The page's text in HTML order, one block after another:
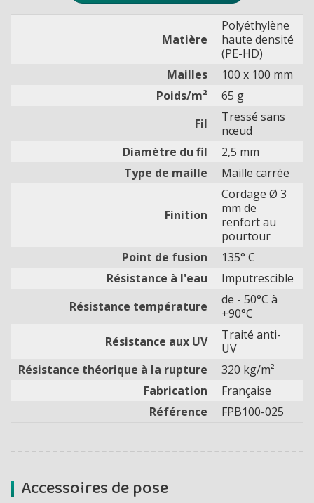
Matière
Polyéthylène
haute densité
(PE-HD)
Mailles
100 x 100 mm
Poids/m²
65 g
Fil
Tressé sans
nœud
Diamètre du fil
2,5 mm
Type de maille
Maille carrée
Finition
Cordage Ø 3
mm de
renfort au
pourtour
Point de fusion
135° C
Résistance à l'eau
Imputrescible
Résistance température
de - 50°C à
+90°C
Résistance aux UV
Traité anti-
UV
Résistance théorique à la rupture
320 kg/m²
Fabrication
Française
Référence
FPB100-025
Accessoires de pose